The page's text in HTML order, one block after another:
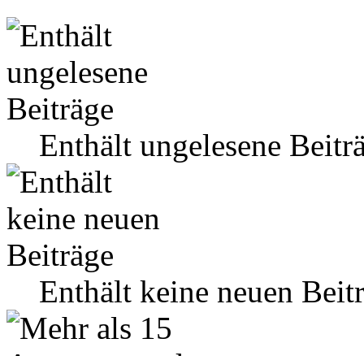
Enthält ungelesene
Enthält keine neuen